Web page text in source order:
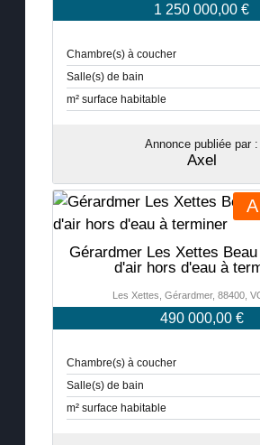
1 250 000,00 €
Chambre(s) à coucher
Salle(s) de bain
m² surface habitable
Annonce publiée par :
Axel
Gérardmer Les Xettes
d'air hors d'eau à
Les Xettes, Gérardmer, 88400,
490 000,00 €
Chambre(s) à coucher
Salle(s) de bain
m² surface habitable